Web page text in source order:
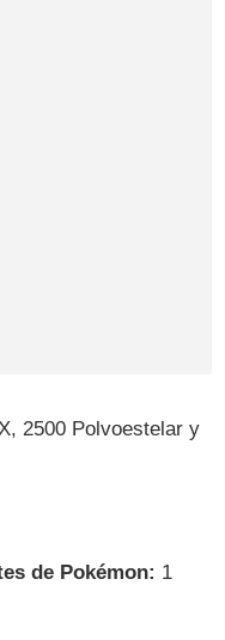
2500 Polvoestelar y
de Pokémon: 1